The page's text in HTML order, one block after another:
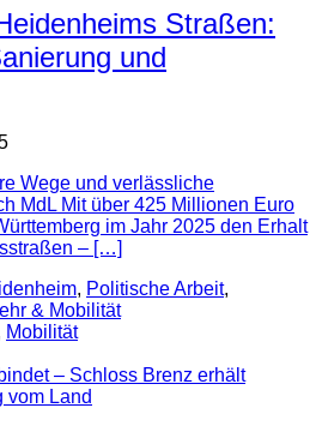
Straßen:
und
Wege und verlässliche
MdL Mit über 425 Millionen Euro
im Jahr 2025 den Erhalt
– […]
, Politische Arbeit,
& Mobilität
Mobilität